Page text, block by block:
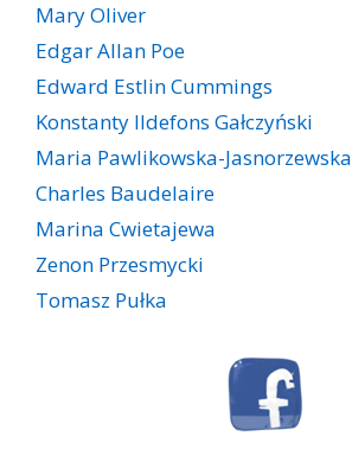
Mary Oliver
Edgar Allan Poe
Edward Estlin Cummings
Konstanty Ildefons Gałczyński
Maria Pawlikowska-Jasnorzewska
Charles Baudelaire
Marina Cwietajewa
Zenon Przesmycki
Tomasz Pułka